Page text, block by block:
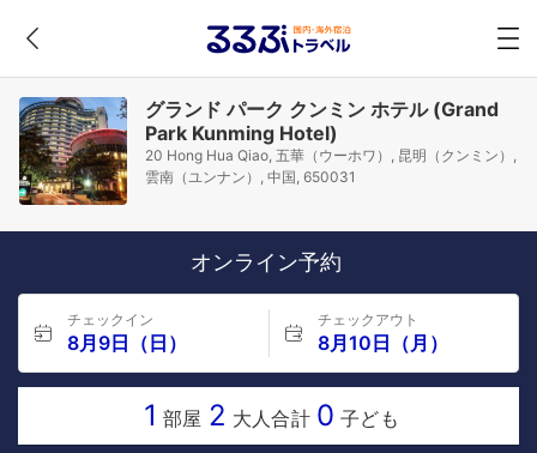
グランド パーク クンミン ホテル (Grand
Park Kunming Hotel)
20 Hong Hua Qiao, 五華（ウーホワ）, 昆明（クンミン）,
雲南（ユンナン）, 中国, 650031
オンライン予約
チェックイン
8月9日（日）
チェックアウト
8月10日（月）
1 部屋 2 大人合計 0 子ども